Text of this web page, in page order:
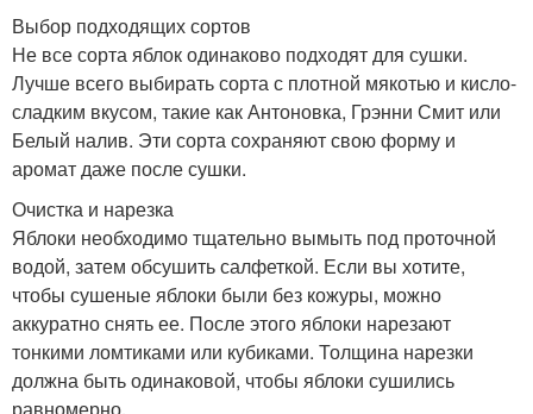
Выбор подходящих сортов
Не все сорта яблок одинаково подходят для сушки.
Лучше всего выбирать сорта с плотной мякотью и кисло-
сладким вкусом, такие как Антоновка, Грэнни Смит или
Белый налив. Эти сорта сохраняют свою форму и
аромат даже после сушки.
Очистка и нарезка
Яблоки необходимо тщательно вымыть под проточной
водой, затем обсушить салфеткой. Если вы хотите,
чтобы сушеные яблоки были без кожуры, можно
аккуратно снять ее. После этого яблоки нарезают
тонкими ломтиками или кубиками. Толщина нарезки
должна быть одинаковой, чтобы яблоки сушились